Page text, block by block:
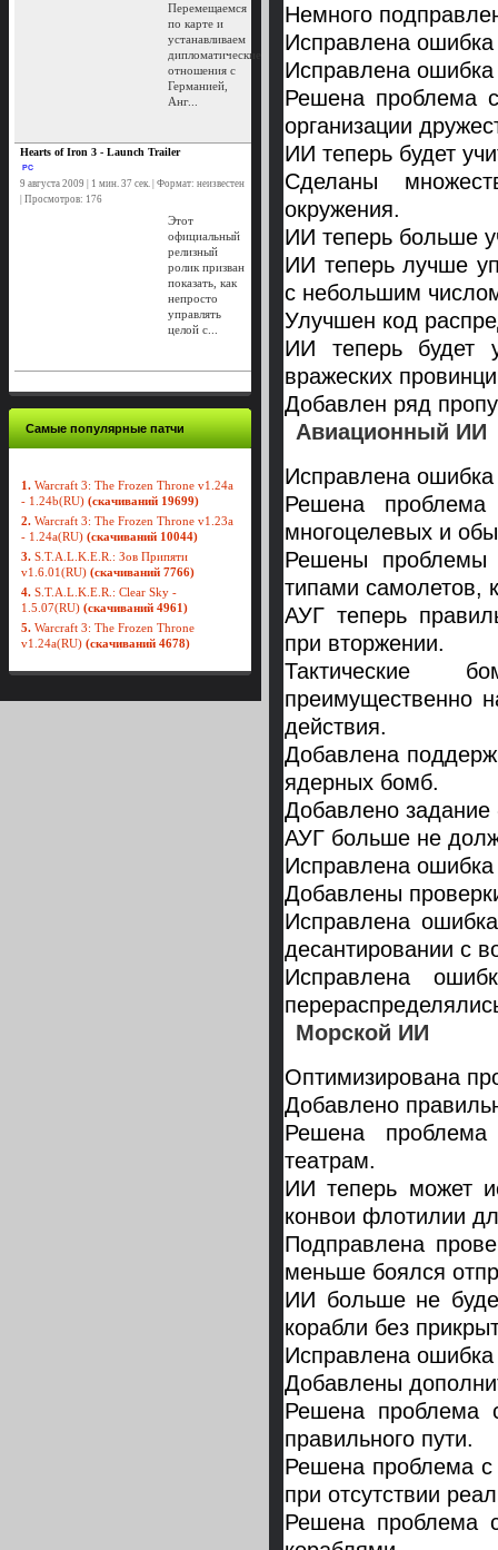
Перемещаемся
по карте и
устанавливаем
дипломатические
отношения с
Германией,
Анг...
Hearts of Iron 3 - Launch Trailer
PC
9 августа 2009 | 1 мин. 37 сек. | Формат: неизвестен
| Просмотров: 176
Этот
официальный
релизный
ролик призван
показать, как
непросто
управлять
целой с...
Самые популярные патчи
1. Warcraft 3: The Frozen Throne v1.24a
- 1.24b(RU) (скачиваний 19699)
2. Warcraft 3: The Frozen Throne v1.23a
- 1.24a(RU) (скачиваний 10044)
3. S.T.A.L.K.E.R.: Зов Припяти
v1.6.01(RU) (скачиваний 7766)
4. S.T.A.L.K.E.R.: Clear Sky -
1.5.07(RU) (скачиваний 4961)
5. Warcraft 3: The Frozen Throne
v1.24a(RU) (скачиваний 4678)
Немного
Исправлена
Исправлена ошибка
Решена проблема
организации
ИИ теперь будет
Сделаны
окружения.
ИИ теперь больше
ИИ теперь лучше
с небольшим
Улучшен код
ИИ теперь будет
вражеских
Добавлен ряд
Авиационный ИИ
Исправлена
Решена
многоцелевых и
Решены проблемы
типами самолетов,
АУГ теперь
при вторжении.
Тактические
преимущественно
действия.
Добавлена
ядерных бомб.
Добавлено задание
АУГ больше не
Исправлена ошибка
Добавлены
Исправлена
десантировании с
Исправлена
Морской ИИ
Оптимизирована
Добавлено
Решена
театрам.
ИИ теперь может
конвои флотилии
Подправлена
меньше боялся
ИИ больше не
корабли без
Исправлена
Добавлены
Решена проблема
правильного пути.
Решена проблема
при отсутствии
Решена проблема